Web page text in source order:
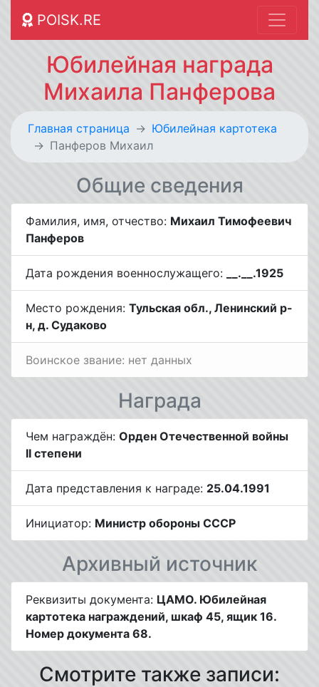
POISK.RE
Юбилейная награда
Михаила Панферова
Главная страница
Юбилейная картотека
Панферов Михаил
Общие сведения
Фамилия, имя, отчество: Михаил Тимофеевич
Панферов
Дата рождения военнослужащего: __.__.1925
Место рождения: Тульская обл., Ленинский р-
н, д. Судаково
Воинское звание: нет данных
Награда
Чем награждён: Орден Отечественной войны
II степени
Дата представления к награде: 25.04.1991
Инициатор: Министр обороны СССР
Архивный источник
Реквизиты документа: ЦАМО. Юбилейная
картотека награждений, шкаф 45, ящик 16.
Номер документа 68.
Смотрите также записи: